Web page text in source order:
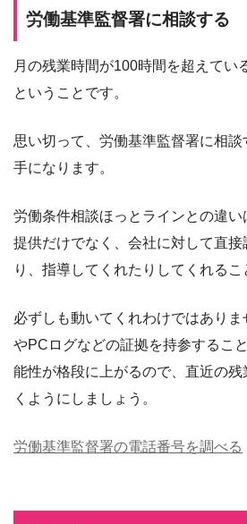
労働基準監督署に相談する
月の残業時間が100時間を超えてい
ということです。
思い切って、労働基準監督署に相
手になります。
労働条件相談ほっとラインとの違
提供だけでなく、会社に対して直接
り、指導してくれたりしてくれるこ
必ずしも動いてくれわけではあり
やPCログなどの証拠を持参するこ
能性が格段に上がるので、直近の
くようにしましょう。
労働基準監督署の電話番号を調べる